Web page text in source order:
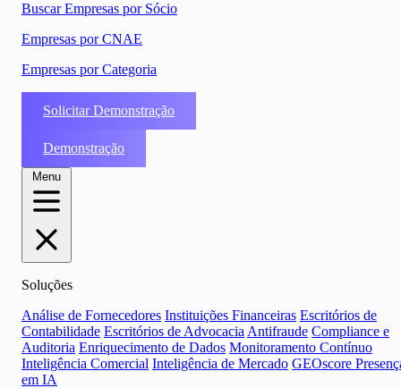
Buscar Empresas por Sócio
Empresas por CNAE
Empresas por Categoria
Solicitar Demonstração
Demonstração
Menu
Soluções
Análise de Fornecedores Instituições Financeiras Escritórios de
Contabilidade Escritórios de Advocacia Antifraude Compliance e
Auditoria Enriquecimento de Dados Monitoramento Contínuo
Inteligência Comercial Inteligência de Mercado GEOscore
em IA